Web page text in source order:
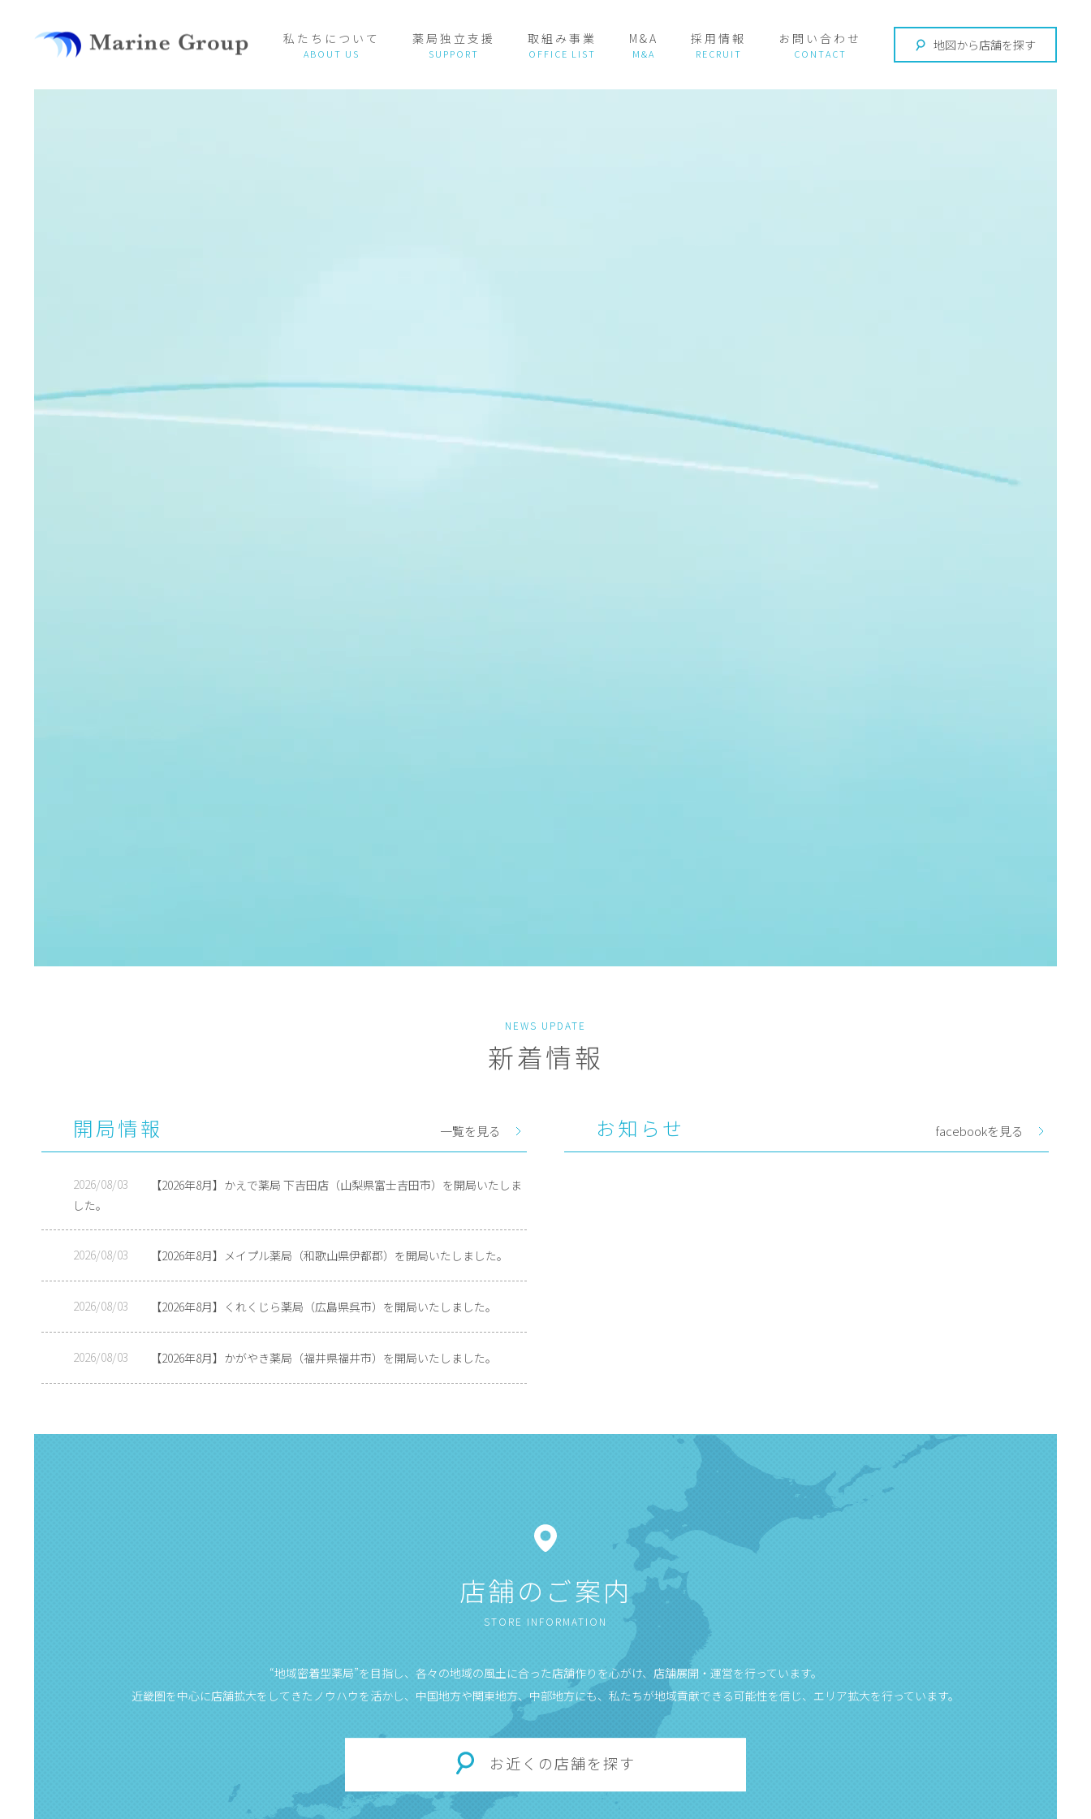
私たちについて 薬局独立支援 取組み事業 M&A 採用情報 お問い合わせ 地図から店舗を探す
NEWS UPDATE
新着情報
開局情報 一覧を見る
2026/08/03
【2026年8月】かえで薬局 下吉田店（山梨県富士吉田市）を開局いたしま
した。
2026/08/03 【2026年8月】メイプル薬局（和歌山県伊都郡）を開局いたしました。
2026/08/03 【2026年8月】くれくじら薬局（広島県呉市）を開局いたしました。
2026/08/03 【2026年8月】かがやき薬局（福井県福井市）を開局いたしました。
お知らせ facebookを見る
店舗のご案内
STORE INFORMATION
“地域密着型薬局”を目指し、各々の地域の風土に合った店舗作りを心がけ、店舗展開・運営を行っています。
近畿圏を中心に店舗拡大をしてきたノウハウを活かし、中国地方や関東地方、中部地方にも、私たちが地域貢献できる可能性を信じ、エリア拡大を行っています。
お近くの店舗を探す